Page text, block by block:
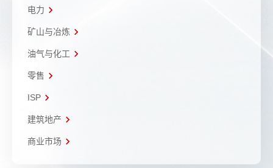
电力
矿山与冶炼
油气与化工
零售
ISP
建筑地产
商业市场